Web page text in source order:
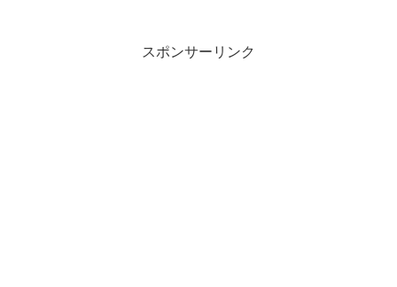
スポンサーリンク